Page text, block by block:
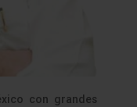
con grandes